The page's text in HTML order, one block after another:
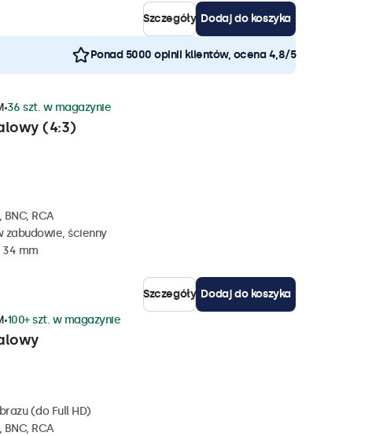
Szczegóły Dodaj do koszyka
Ponad 5000 opinii klientów, ocena 4,8/5
(4:3)
36 szt. w magazynie
RCA
zabudowie, ścienny
34 mm
Szczegóły Dodaj do koszyka
100+ szt. w magazynie
(do Full HD)
RCA